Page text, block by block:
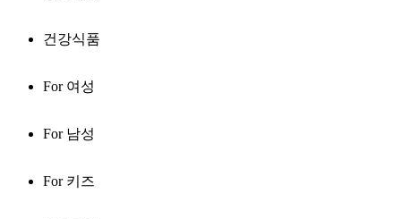
건강식품
For 여성
For 남성
For 키즈